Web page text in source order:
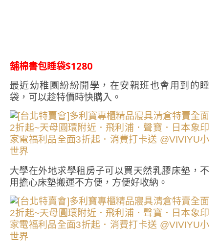
舖棉書包睡袋$1280
最近幼稚園紛紛開學，在安親班也會用到的睡
袋，可以趁特價時快購入。
大學在外地求學租房子可以買天然乳膠床墊，不
用擔心床墊搬運不方便，方便好收納。